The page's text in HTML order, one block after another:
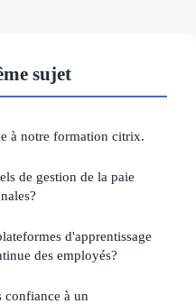
sujet
à notre formation citrix.
de gestion de la paie
d'apprentissage
des employés?
confiance à un